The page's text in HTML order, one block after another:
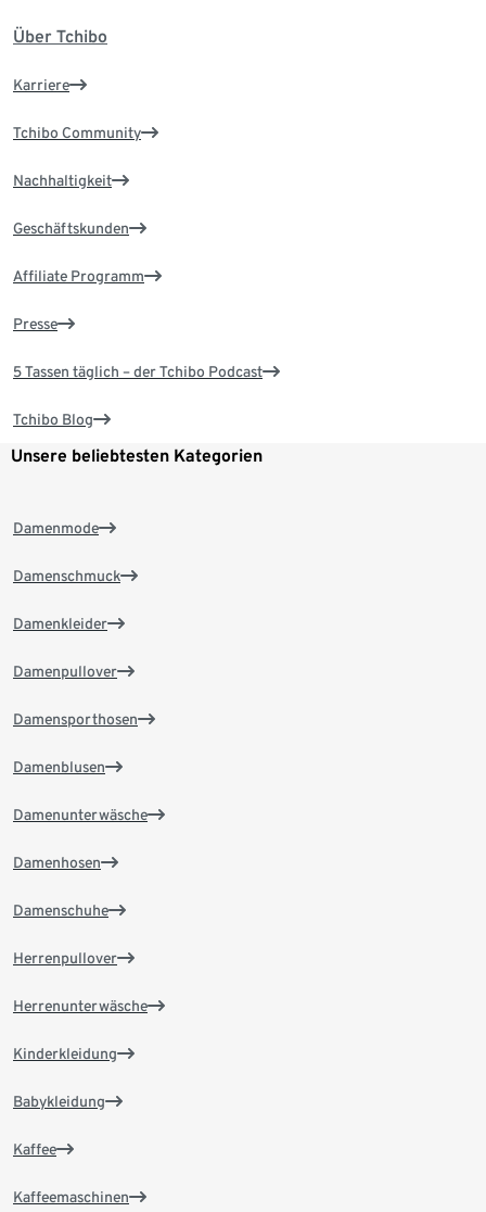
Über Tchibo
Karriere
Tchibo Community
Nachhaltigkeit
Geschäftskunden
Affiliate Programm
Presse
5 Tassen täglich – der Tchibo Podcast
Tchibo Blog
Unsere beliebtesten Kategorien
Damenmode
Damenschmuck
Damenkleider
Damenpullover
Damensporthosen
Damenblusen
Damenunterwäsche
Damenhosen
Damenschuhe
Herrenpullover
Herrenunterwäsche
Kinderkleidung
Babykleidung
Kaffee
Kaffeemaschinen